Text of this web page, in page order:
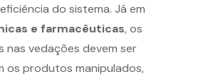
do sistema. Já em
e farmacêuticas, os
nas vedações devem ser
os produtos manipulados,